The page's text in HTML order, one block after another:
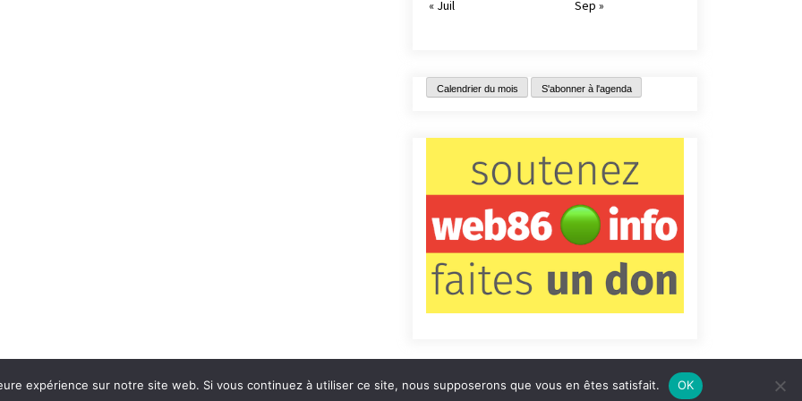
« Juil
Sep »
Calendrier du mois S'abonner à l'agenda
Contact Qui sommes-nous ? Informations légales
expérience sur notre site web. Si vous continuez à utiliser ce site, nous supposerons que vous en êtes satisfait. OK